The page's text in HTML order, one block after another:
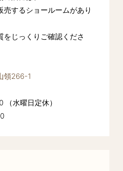
売するショールームがあり
をじっくりご確認くださ
領266-1
水曜日定休）